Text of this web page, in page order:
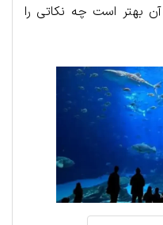
آن بهتر است چه نکاتی را